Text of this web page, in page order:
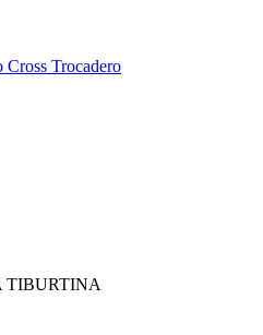
Trocadero
TIBURTINA